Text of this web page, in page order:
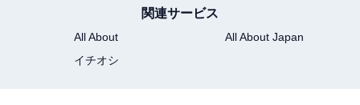
関連サービス
All About
All About Japan
イチオシ